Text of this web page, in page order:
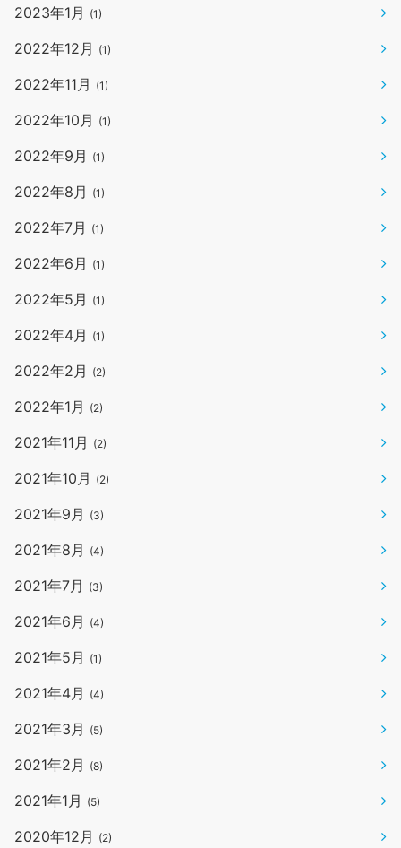
2023年1月 (1)
2022年12月 (1)
2022年11月 (1)
2022年10月 (1)
2022年9月 (1)
2022年8月 (1)
2022年7月 (1)
2022年6月 (1)
2022年5月 (1)
2022年4月 (1)
2022年2月 (2)
2022年1月 (2)
2021年11月 (2)
2021年10月 (2)
2021年9月 (3)
2021年8月 (4)
2021年7月 (3)
2021年6月 (4)
2021年5月 (1)
2021年4月 (4)
2021年3月 (5)
2021年2月 (8)
2021年1月 (5)
2020年12月 (2)